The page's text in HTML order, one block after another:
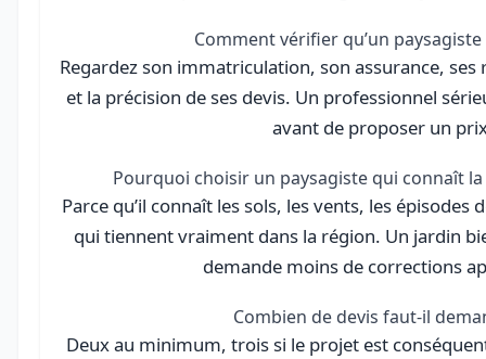
Comment vérifier qu’un paysagiste
Regardez son immatriculation, son assurance, ses
et la précision de ses devis. Un professionnel
avant de proposer un
Pourquoi choisir un paysagiste qui connaît
Parce qu’il connaît les sols, les vents, les épisodes
qui tiennent vraiment dans la région. Un jardin
demande moins de corrections
Combien de devis faut-il
Deux au minimum, trois si le projet est